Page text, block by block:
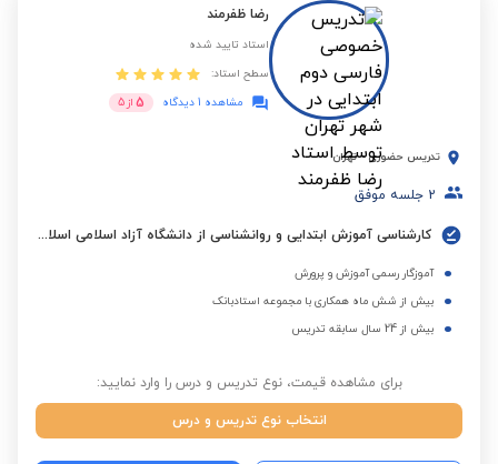
رضا ظفرمند
استاد تایید شده
سطح استاد:
مشاهده 1 دیدگاه
5 از 5
تدریس حضوری - تهران
2 جلسه موفق
کارشناسی آموزش ابتدایی و روانشناسی از دانشگاه آزاد اسلامی اسلامشهر
آموزگار رسمی آموزش و پرورش
بیش از شش ماه همکاری با مجموعه استادبانک
بیش از 24 سال سابقه تدریس
برای مشاهده قیمت، نوع تدریس و درس را وارد نمایید:
انتخاب نوع تدریس و درس